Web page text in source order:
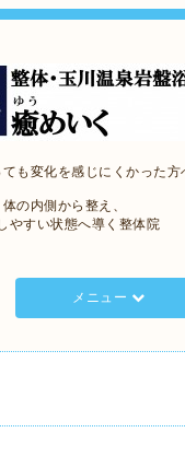
ても変化を感じにくかった方
体の内側から整え、
やすい状態へ導く整体院
メニュー